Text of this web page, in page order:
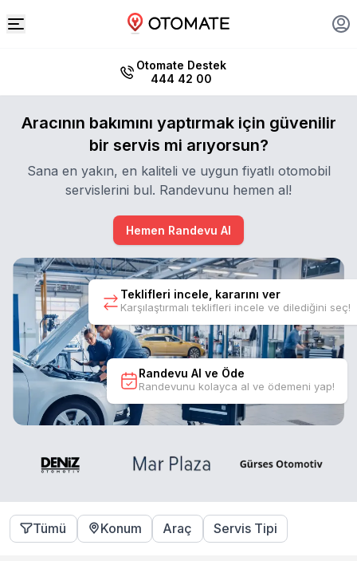
Otomate Destek
444 42 00
Aracının bakımını yaptırmak için güvenilir
bir servis mi arıyorsun?
Sana en yakın, en kaliteli ve uygun fiyatlı otomobil
servislerini bul. Randevunu hemen al!
Hemen Randevu Al
Teklifleri incele, kararını ver
Karşılaştırmalı teklifleri incele ve dilediğini seç!
Randevu Al ve Öde
Randevunu kolayca al ve ödemeni yap!
Tümü Konum Araç Servis Tipi